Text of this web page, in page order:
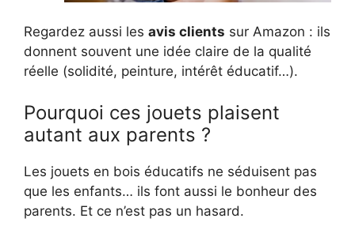
Regardez aussi les avis clients sur Amazon : ils
donnent souvent une idée claire de la qualité
réelle (solidité, peinture, intérêt éducatif…).
Pourquoi ces jouets plaisent
autant aux parents ?
Les jouets en bois éducatifs ne séduisent pas
que les enfants… ils font aussi le bonheur des
parents. Et ce n’est pas un hasard.